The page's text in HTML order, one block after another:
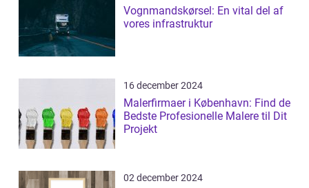
Vognmandskørsel: En vital del af
vores infrastruktur
16 december 2024
Malerfirmaer i København: Find de
Bedste Profesionelle Malere til Dit
Projekt
02 december 2024